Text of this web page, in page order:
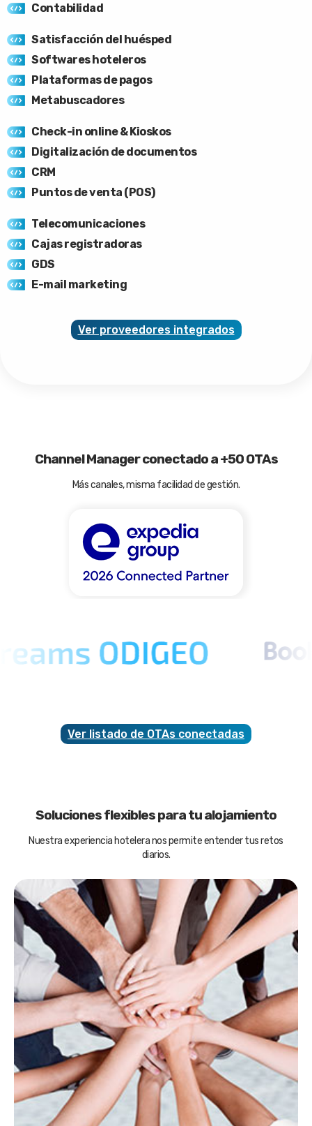
Contabilidad
Satisfacción del huésped
Softwares hoteleros
Plataformas de pagos
Metabuscadores
Check-in online & Kioskos
Digitalización de documentos
CRM
Puntos de venta (POS)
Telecomunicaciones
Cajas registradoras
GDS
E-mail marketing
Ver proveedores integrados
Channel Manager conectado a +50 OTAs
Más canales, misma facilidad de gestión.
Ver listado de OTAs conectadas
Soluciones flexibles para tu alojamiento
Nuestra experiencia hotelera nos permite entender tus retos
diarios.